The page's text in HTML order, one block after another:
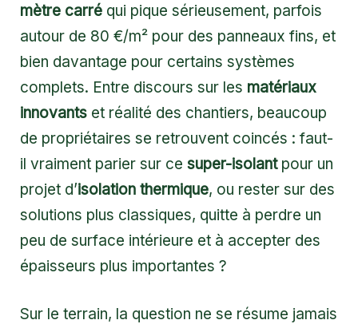
mètre carré qui pique sérieusement, parfois
autour de 80 €/m² pour des panneaux fins, et
bien davantage pour certains systèmes
complets. Entre discours sur les matériaux
innovants et réalité des chantiers, beaucoup
de propriétaires se retrouvent coincés : faut-
il vraiment parier sur ce super-isolantpour un
projet d’isolation thermique, ou rester sur des
solutions plus classiques, quitte à perdre un
peu de surface intérieure et à accepter des
épaisseurs plus importantes ?
Sur le terrain, la question ne se résume jamais